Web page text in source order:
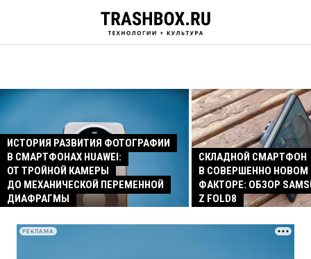
ИСТОРИЯ РАЗВИТИЯ ФОТОГРАФИИ
В СМАРТФОНАХ HUAWEI:
ОТ ТРОЙНОЙ КАМЕРЫ
ДО МЕХАНИЧЕСКОЙ ПЕРЕМЕННОЙ
ДИАФРАГМЫ
СКЛАДНОЙ СМАРТФОН
В СОВЕРШЕННО
ФАКТОРЕ: ОБЗОР
Z FOLD8
РЕКЛАМА